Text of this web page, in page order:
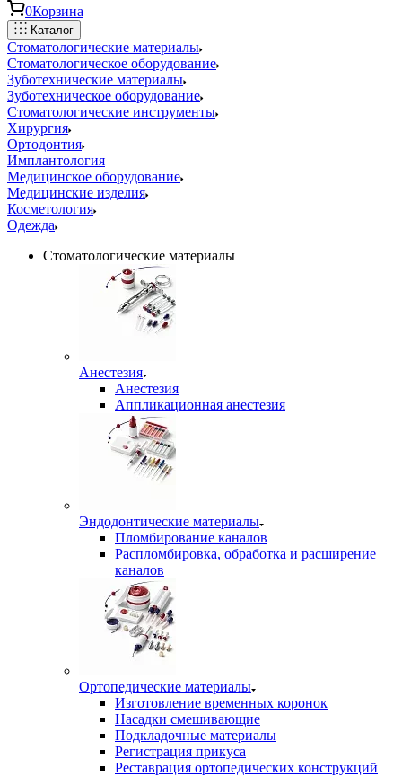
0Корзина
Каталог
Стоматологические материалы
Стоматологическое оборудование
Зуботехнические материалы
Зуботехническое оборудование
Стоматологические инструменты
Хирургия
Ортодонтия
Имплантология
Медицинское оборудование
Медицинские изделия
Косметология
Одежда
Стоматологические материалы
Анестезия
Анестезия
Аппликационная анестезия
Эндодонтические материалы
Пломбирование каналов
Распломбировка, обработка и расширение
каналов
Ортопедические материалы
Изготовление временных коронок
Насадки смешивающие
Подкладочные материалы
Регистрация прикуса
Реставрация ортопедических конструкций